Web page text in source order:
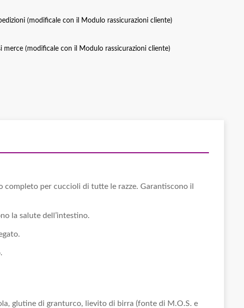
(modificale con il Modulo rassicurazioni cliente)
merce (modificale con il Modulo rassicurazioni cliente)
completo per cuccioli di tutte le razze. Garantiscono il
la salute dell’intestino.
glutine di granturco, lievito di birra (fonte di M.O.S. e